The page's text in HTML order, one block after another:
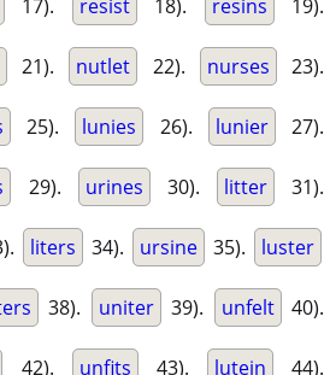
17). resist 18). resins 19).
21). nutlet 22). nurses 23).
25). lunies 26). lunier 27).
29). urines 30). litter 31).
liters 34). ursine 35). luster
38). uniter 39). unfelt 40).
42). unfits 43). lutein 44).